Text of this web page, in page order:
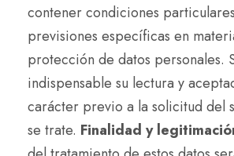
contener condiciones
previsiones específicas en
protección de datos personales.
indispensable su lectura y
carácter previo a la solicitud del
se trate. Finalidad y